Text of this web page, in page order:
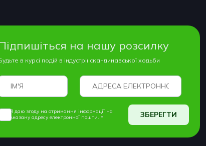
на нашу розсилку
в курсі подій в індустрії скандинавської ходьби
Я даю згоду на отримання інформації на
вказану адресу електронної пошти. *
ЗБЕРЕГТИ